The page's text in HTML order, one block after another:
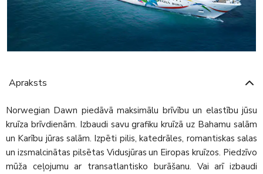
Apraksts
Norwegian Dawn piedāvā maksimālu brīvību un elastību jūsu
kruīza brīvdienām. Izbaudi savu grafiku kruīzā uz Bahamu salām
un Karību jūras salām. Izpēti pilis, katedrāles, romantiskas salas
un izsmalcinātas pilsētas Vidusjūras un Eiropas kruīzos. Piedzīvo
mūža ceļojumu ar transatlantisko burāšanu. Vai arī izbaudi